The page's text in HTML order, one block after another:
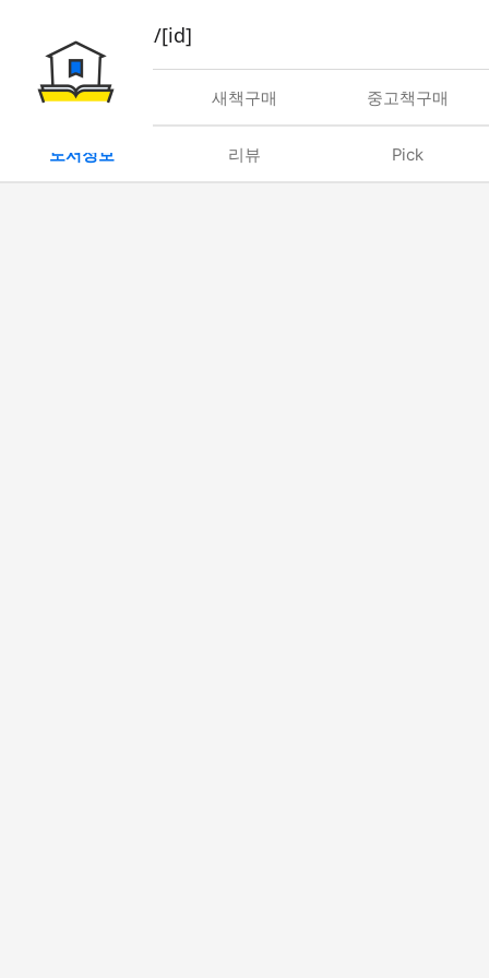
book/rent/[id]
대여 새책구매 중고책구매
도서정보 리뷰 Pick